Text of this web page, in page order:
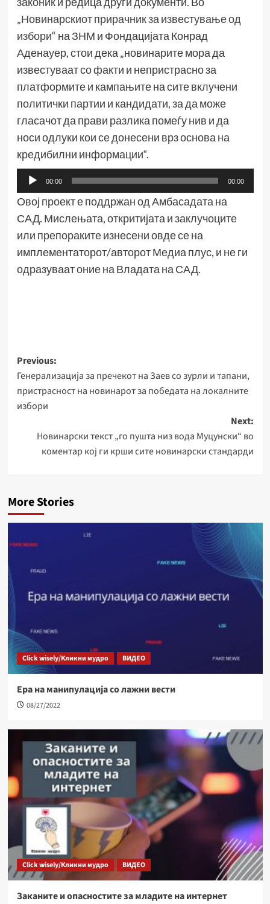
„Новинарскиот прирачник за известување од
избори“ на ЗНМ и Фондацијата Конрад
Аденауер, стои дека „новинарите мора да
известуваат со факти и непристрасно за
платформите и кампањите на сите вклучени
политички партии и кандидати, за да може
гласачот да прави разлика помеѓу нив и да
носи одлуки кои се донесени врз основа на
кредибилни информации“.
Аудио
плејер
00:00 00:00
Овој проект е поддржан од Амбасадата на
САД. Мислењата, откритијата и заклучоците
или препораките изнесени овде се на
имплементаторот/авторот Медиа плус, и не ги
одразуваат оние на Владата на САД.
Post
navigation
Previous:
Генерализација за пречекот на Заев со зурли и тапани,
пристрасност на новинарот за победата на локалните
избори
Next:
Новинарски текст „го пушта низ вода Муцунски“ во
коментар кој ги крши сите новинарски стандарди
More Stories
Click wisely/Кликни мудро ВИДЕО
Ера на манипулација со лажни вести
08/27/2022
Click wisely/Кликни мудро ВИДЕО
Заканите и опасностите за младите на интернет